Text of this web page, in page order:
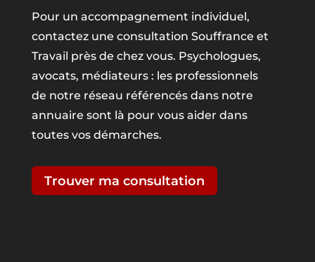
Pour un accompagnement individuel,
contactez une consultation Souffrance et
Travail près de chez vous. Psychologues,
avocats, médiateurs : les professionnels
de notre réseau référencés dans notre
annuaire sont là pour vous aider dans
toutes vos démarches.
Trouver ma consultation